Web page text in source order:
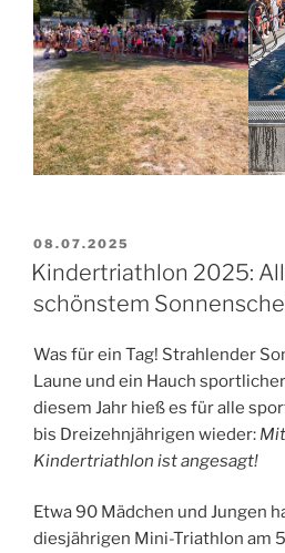
VERÖFFENTLICHT
AM
08.07.2025
Kindertriathlon 2025:
schönstem
Was für ein Tag! Strahlender
Laune und ein Hauch
diesem Jahr hieß es für alle
bis Dreizehnjährigen wieder:
Kindertriathlon ist angesagt!
Etwa 90 Mädchen und Jungen
diesjährigen Mini-Triathlon am